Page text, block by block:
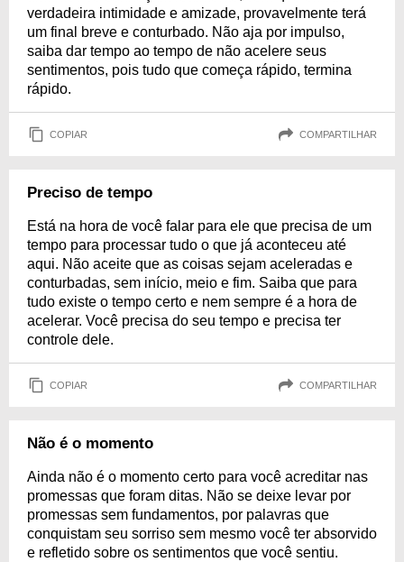
verdadeira intimidade e amizade, provavelmente terá
um final breve e conturbado. Não aja por impulso,
saiba dar tempo ao tempo de não acelere seus
sentimentos, pois tudo que começa rápido, termina
rápido.
COPIAR COMPARTILHAR
Preciso de tempo
Está na hora de você falar para ele que precisa de um
tempo para processar tudo o que já aconteceu até
aqui. Não aceite que as coisas sejam aceleradas e
conturbadas, sem início, meio e fim. Saiba que para
tudo existe o tempo certo e nem sempre é a hora de
acelerar. Você precisa do seu tempo e precisa ter
controle dele.
COPIAR COMPARTILHAR
Não é o momento
Ainda não é o momento certo para você acreditar nas
promessas que foram ditas. Não se deixe levar por
promessas sem fundamentos, por palavras que
conquistam seu sorriso sem mesmo você ter absorvido
e refletido sobre os sentimentos que você sentiu.